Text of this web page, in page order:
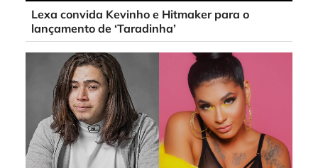
Lexa convida Kevinho e Hitmaker para o
lançamento de ‘Taradinha’